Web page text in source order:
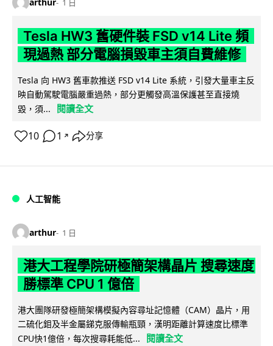
arthur 1 日
Tesla HW3 舊硬件裝 FSD v14 Lite 頻
現過熱 部分電腦損毀車主須自費維修
Tesla 向 HW3 舊車款推送 FSD v14 Lite 系統，引發大量車主反
映自動駕駛電腦嚴重過熱，部分更觸發高溫保護甚至直接燒
毀，須...
閱讀全文
10 1 ↗ 分享
人工智能
arthur 1 日
港大工程學院研極簡架構晶片 搜尋速度
勝標準 CPU 1 億倍
港大團隊研發極簡架構模擬內容尋址記憶體（CAM）晶片，用
二硫化鉬及半金屬銻克服傳輸瓶頸，漢明距離計算速度比標準
CPU快1億倍，每次搜尋耗能低...
閱讀全文